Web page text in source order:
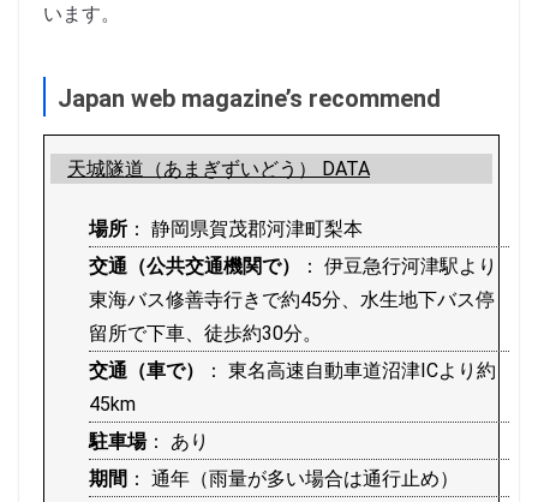
います。
Japan web magazine’s recommend
天城隧道（あまぎずいどう） DATA
場所 ： 静岡県賀茂郡河津町梨本
交通（公共交通機関で）
： 伊豆急行河津駅より
東海バス修善寺行きで約45分、水生地下バス停
留所で下車、徒歩約30分。
交通（車で）
： 東名高速自動車道沼津ICより約
45km
駐車場： あり
期間 ： 通年（雨量が多い場合は通行止め）